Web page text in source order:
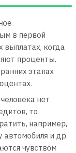
в первой
выплатах, когда
проценты.
этапах
нет
то
например,
автомобиля и др.
чувством